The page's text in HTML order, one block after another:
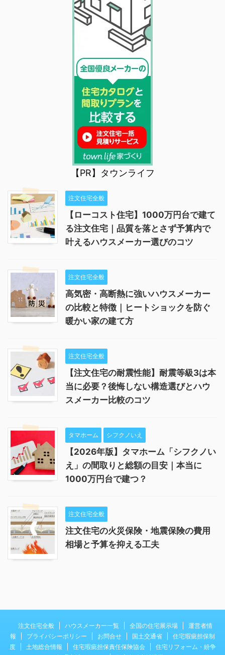
【PR】タウンライフ
注文住宅全般
【ローコスト住宅】1000万円台で建て
る注文住宅｜品質を落とさず予算内で
叶えるハウスメーカー選びのコツ
注文住宅全般
高気密・高断熱に強いハウスメーカー
の比較と特徴｜ヒートショックを防ぐ
暖かい家の建て方
注文住宅全般
【注文住宅の耐震性能】耐震等級3は本
当に必要？後悔しない構造選びとハウ
スメーカー比較のコツ
タマホーム シフクノいえ
【2026年版】タマホーム「シフクノい
え」の間取りと総額の目安｜本当に
1000万円台で建つ？
注文住宅全般
注文住宅の火災保険・地震保険の費用
相場と予算を抑える工夫
注文住宅全般 ハウスメーカー一覧 全国の住宅展示場
運営者情
報
プライバシーポリシー お問合せ 国土交通省
住宅瑕疵担保制
度
土地総合情報 住宅瑕疵担保責任保険協会
住宅リフォーム・紛争